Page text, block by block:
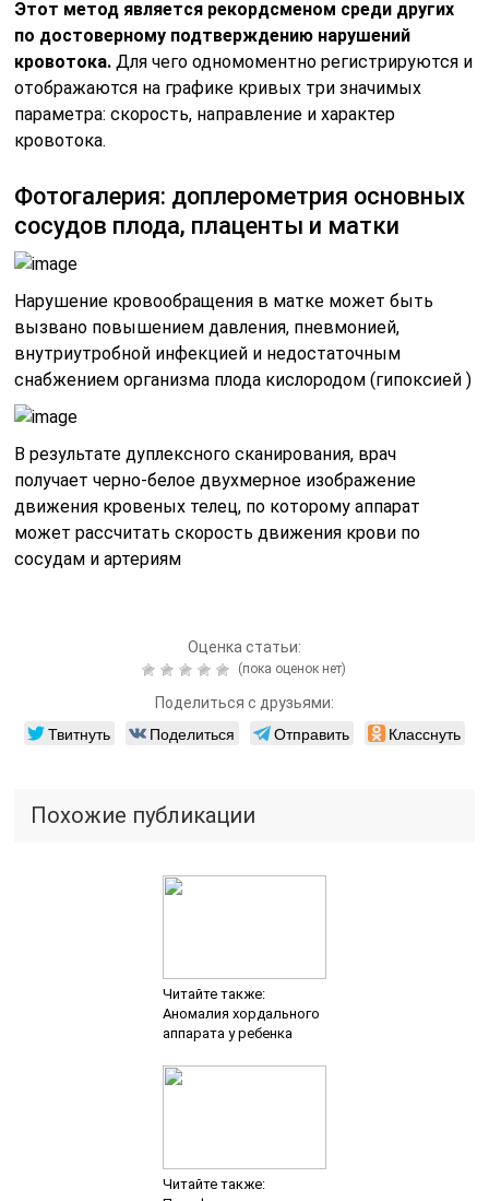
Этот метод является рекордсменом среди других
по достоверному подтверждению нарушений
кровотока. Для чего одномоментно регистрируются и
отображаются на графике кривых три значимых
параметра: скорость, направление и характер
кровотока.
Фотогалерия: доплерометрия основных
сосудов плода, плаценты и матки
Нарушение кровообращения в матке может быть
вызвано повышением давления, пневмонией,
внутриутробной инфекцией и недостаточным
снабжением организма плода кислородом (гипоксией )
В результате дуплексного сканирования, врач
получает черно-белое двухмерное изображение
движения кровеных телец, по которому аппарат
может рассчитать скорость движения крови по
сосудам и артериям
Оценка статьи:
(пока оценок нет)
Поделиться с друзьями:
Твитнуть Поделиться Отправить Класснуть
Похожие публикации
Читайте также:
Аномалия хордального
аппарата у ребенка
Читайте также: